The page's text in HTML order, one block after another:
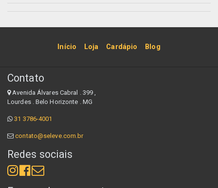
Início Loja Cardápio Blog
Contato
Avenida Álvares Cabral . 399 ,
Lourdes . Belo Horizonte . MG
31 3786-4001
contato@seleve.com.br
Redes sociais